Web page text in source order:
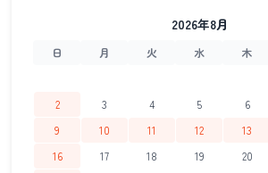
2026年8月
日 月 火 水 木
2
3 4 5 6
9
10 11 12 13
16
17 18 19 20